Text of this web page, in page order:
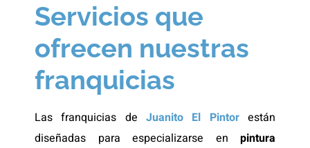
Servicios que
ofrecen nuestras
franquicias
Las franquicias de Juanito El Pintor están
diseñadas para especializarse en pintura